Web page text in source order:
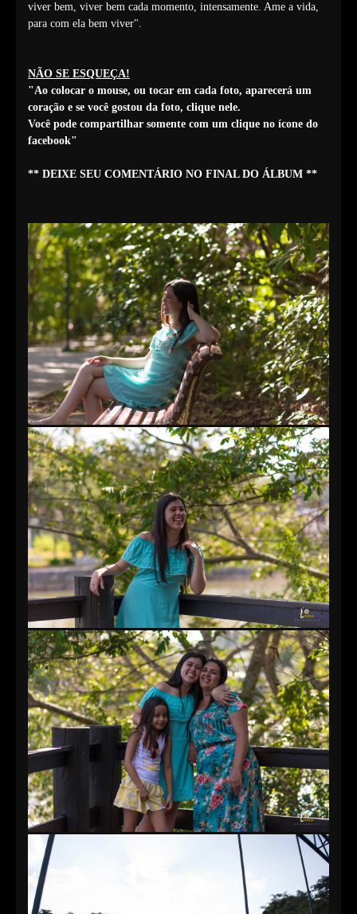
viver bem, viver bem cada momento, intensamente. Ame a vida,
para com ela bem viver".
NÃO SE ESQUEÇA!
"Ao colocar o mouse, ou tocar em cada foto, aparecerá um
coração e se você gostou da foto, clique nele.
Você pode compartilhar somente com um clique no ícone do
facebook"
** DEIXE SEU COMENTÁRIO NO FINAL DO ÁLBUM **